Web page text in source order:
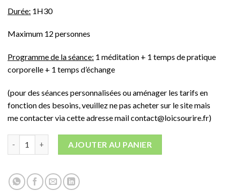
Durée: 1H30
Maximum 12 personnes
Programme de la séance: 1 méditation + 1 temps de pratique
corporelle + 1 temps d’échange
(pour des séances personnalisées ou aménager les tarifs en
fonction des besoins, veuillez ne pas acheter sur le site mais
me contacter via cette adresse mail contact@loicsourire.fr)
AJOUTER AU PANIER